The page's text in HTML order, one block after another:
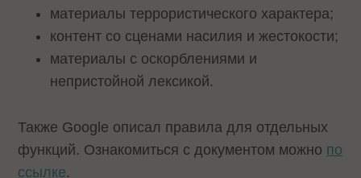
материалы террористического характера;
контент со сценами насилия и жестокости;
материалы с оскорблениями и
непристойной лексикой.
Также Google описал правила для отдельных
функций. Ознакомиться с документом можно по
ссылке.